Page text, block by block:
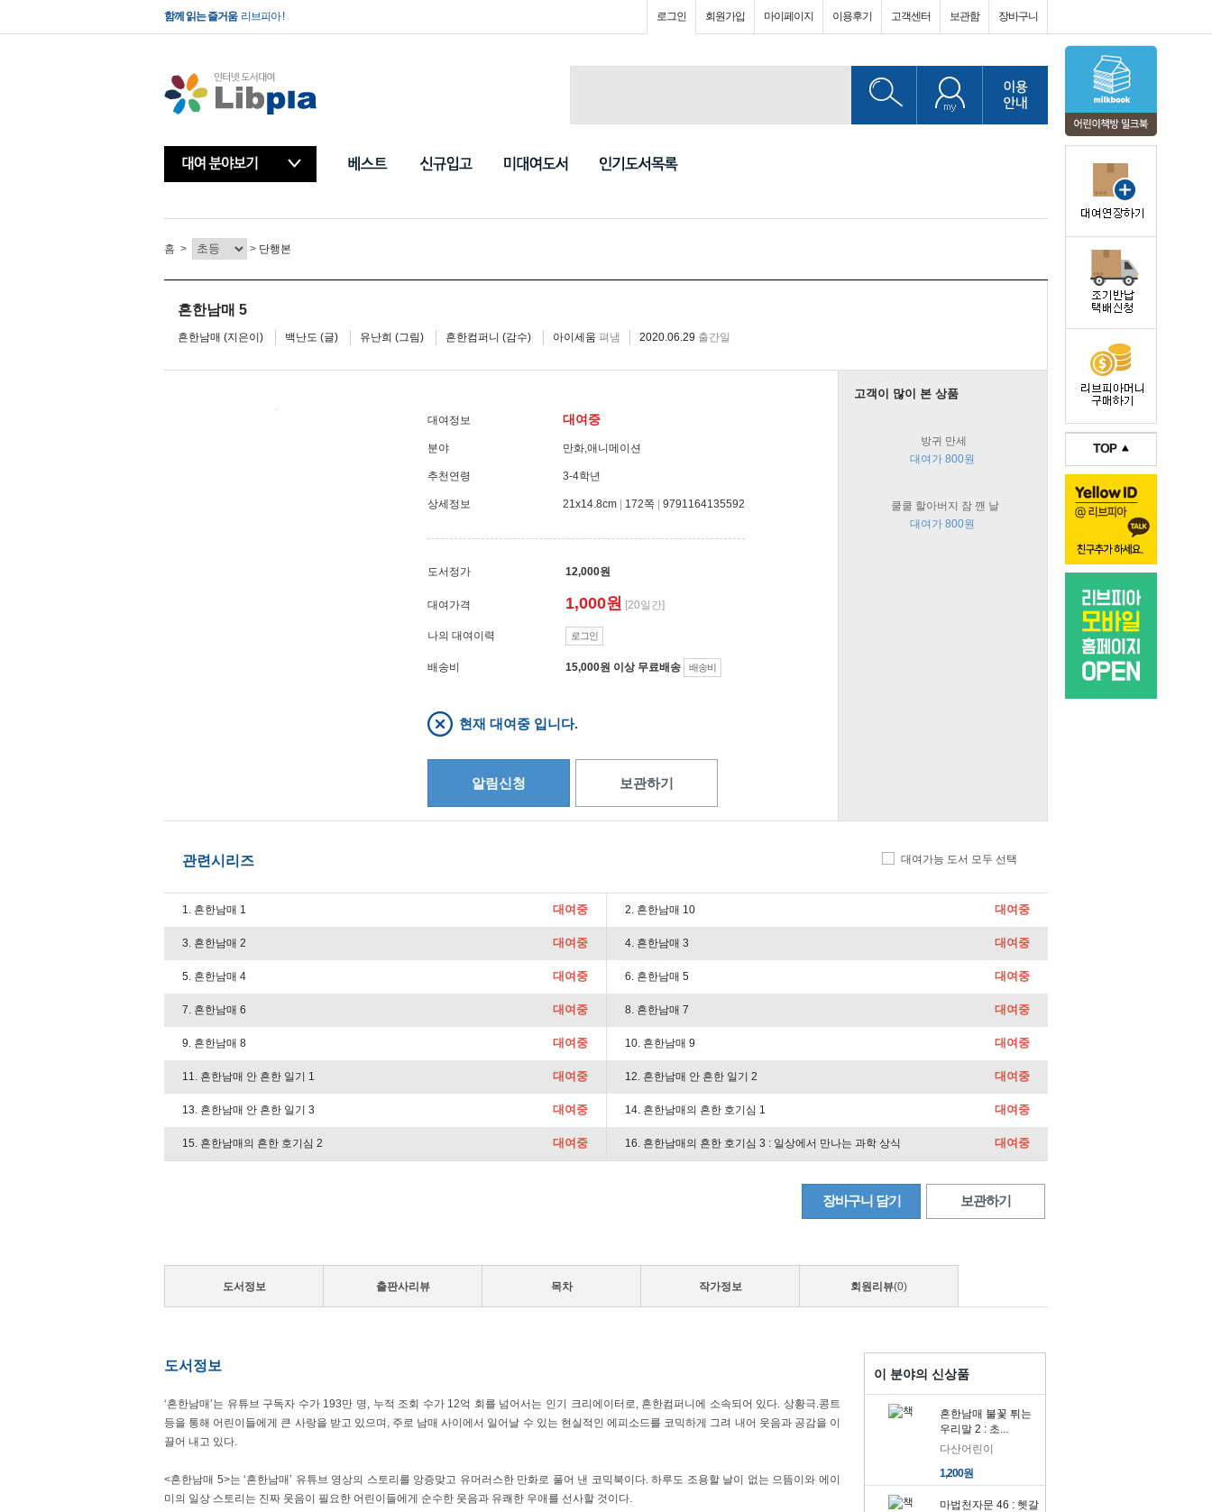
빌려보는 책방리브피아 ! 로그인 회원가입 마이페이지 이용후기 고객센터 보관함 장바구니
홈 > > 단행본
흔한남매 5
흔한남매 (지은이) 백난도 (글) 유난희 (그림) 흔한컴퍼니 (감수) 아이세움 펴냄 2020.06.29 출간일
대여정보 대여중
분야 만화,애니메이션
추천연령 3-4학년
상세정보 21x14.8cm 172쪽 9791164135592
도서정가 12,000원
대여가격 1,000원 [20일간]
나의 대여이력 로그인
배송비 15,000원 이상 무료배송 배송비
현재 대여중 입니다.
알림신청 보관하기
고객이 많이 본 상품
방귀 만세
대여가 800원
쿨쿨 할아버지 잠 깬 날
대여가 800원
관련시리즈 대여가능 도서 모두 선택
1. 흔한남매 1 대여중 2. 흔한남매 10 대여중
3. 흔한남매 2 대여중 4. 흔한남매 3 대여중
5. 흔한남매 4 대여중 6. 흔한남매 5 대여중
7. 흔한남매 6 대여중 8. 흔한남매 7 대여중
9. 흔한남매 8 대여중 10. 흔한남매 9 대여중
11. 흔한남매 안 흔한 일기 1 대여중 12. 흔한남매 안 흔한 일기 2 대여중
13. 흔한남매 안 흔한 일기 3 대여중 14. 흔한남매의 흔한 호기심 1 대여중
15. 흔한남매의 흔한 호기심 2 대여중 16. 흔한남매의 흔한 호기심 3 : 일상에서 만나는 과학 상식 대여중
장바구니 담기 보관하기
도서정보 출판사리뷰 목차 작가정보 회원리뷰(0)
도서정보
‘흔한남매’는 유튜브 구독자 수가 193만 명, 누적 조회 수가 12억 회를 넘어서는 인기 크리에이터로, 흔한컴퍼니에 소속되어 있다. 상황극.콩트
등을 통해 어린이들에게 큰 사랑을 받고 있으며, 주로 남매 사이에서 일어날 수 있는 현실적인 에피소드를 코믹하게 그려 내어 웃음과 공감을 이
끌어 내고 있다.
<흔한남매 5>는 ‘흔한남매’ 유튜브 영상의 스토리를 앙증맞고 유머러스한 만화로 풀어 낸 코믹북이다. 하루도 조용할 날이 없는 으뜸이와 에이
미의 일상 스토리는 진짜 웃음이 필요한 어린이들에게 순수한 웃음과 유쾌한 우애를 선사할 것이다.
이 분야의 신상품
흔한남매 불꽃 튀는
우리말 2 : 초...
다산어린이
1,200원
마법천자문 46 : 헷갈